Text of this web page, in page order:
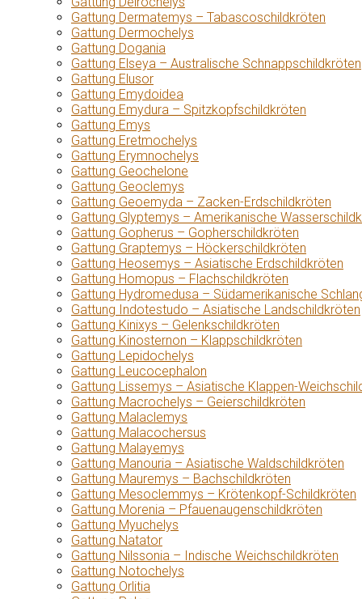
Gattung Dermatemys – Tabascoschildkröten
Gattung Dermochelys
Gattung Dogania
Gattung Elseya – Australische Schnappschildkröten
Gattung Elusor
Gattung Emydoidea
Gattung Emydura – Spitzkopfschildkröten
Gattung Emys
Gattung Eretmochelys
Gattung Erymnochelys
Gattung Geochelone
Gattung Geoclemys
Gattung Geoemyda – Zacken-Erdschildkröten
Gattung Glyptemys – Amerikanische
Gattung Gopherus – Gopherschildkröten
Gattung Graptemys – Höckerschildkröten
Gattung Heosemys – Asiatische Erdschildkröten
Gattung Homopus – Flachschildkröten
Gattung Hydromedusa – Südamerikanische
Gattung Indotestudo – Asiatische Landschildkröten
Gattung Kinixys – Gelenkschildkröten
Gattung Kinosternon – Klappschildkröten
Gattung Lepidochelys
Gattung Leucocephalon
Gattung Lissemys – Asiatische Klappen-
Gattung Macrochelys – Geierschildkröten
Gattung Malaclemys
Gattung Malacochersus
Gattung Malayemys
Gattung Manouria – Asiatische Waldschildkröten
Gattung Mauremys – Bachschildkröten
Gattung Mesoclemmys – Krötenkopf-Schildkröten
Gattung Morenia – Pfauenaugenschildkröten
Gattung Myuchelys
Gattung Natator
Gattung Nilssonia – Indische Weichschildkröten
Gattung Notochelys
Gattung Orlitia